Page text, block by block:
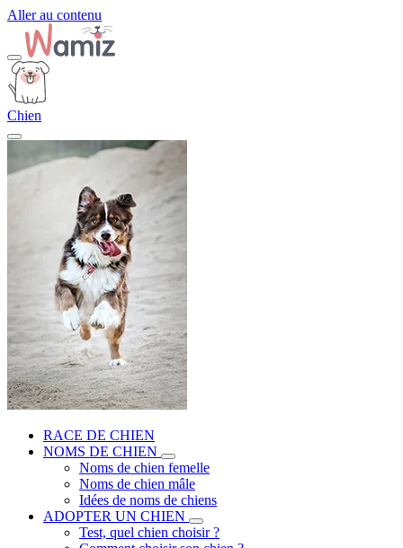
Aller au contenu
Chien
RACE DE CHIEN
NOMS DE CHIEN
Noms de chien femelle
Noms de chien mâle
Idées de noms de chiens
ADOPTER UN CHIEN
Test, quel chien choisir ?